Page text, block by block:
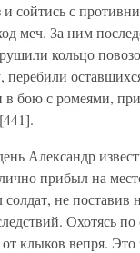
и сойтись с
меч. За ним
кольцо
перебили
в бою с ромеями,
Александр
прибыл на
солдат, не поставив
Охотясь по
клыков вепря. Это